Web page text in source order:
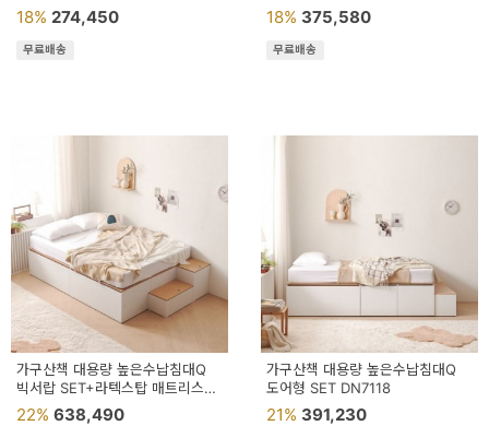
18% 274,450
무료배송
18% 375,580
무료배송
가구산책 대용량 높은수납침대Q
빅서랍 SET+라텍스탑 매트리스
DN7003
22% 638,490
가구산책 대용량 높은수납침대Q
도어형 SET DN7118
21% 391,230